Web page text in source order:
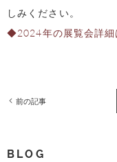
しみください。
◆2024年の展覧会詳細
前の記事
BLOG